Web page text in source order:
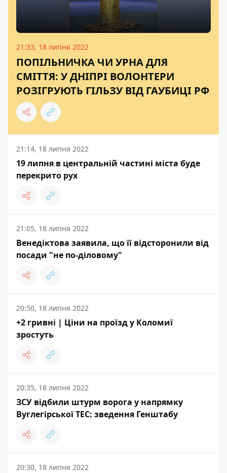
21:33, 18 липня 2022
ПОПІЛЬНИЧКА ЧИ УРНА ДЛЯ
СМІТТЯ: У ДНІПРІ ВОЛОНТЕРИ
РОЗІГРУЮТЬ ГІЛЬЗУ ВІД ГАУБИЦІ РФ
21:14, 18 липня 2022
19 липня в центральній частині міста буде
перекрито рух
21:05, 18 липня 2022
Венедіктова заявила, що її відсторонили від
посади "не по-діловому"
20:50, 18 липня 2022
+2 гривні | Ціни на проїзд у Коломиї
зростуть
20:35, 18 липня 2022
ЗСУ відбили штурм ворога у напрямку
Вуглегірської ТЕС: зведення Генштабу
20:30, 18 липня 2022